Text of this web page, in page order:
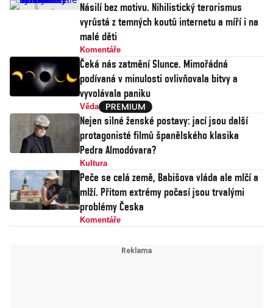
Násilí bez motivu. Nihilistický terorismus
vyrůstá z temných koutů internetu a míří i na
malé děti
Komentáře
Čeká nás zatmění Slunce. Mimořádná
podívaná v minulosti ovlivňovala bitvy a
vyvolávala paniku
Věda
Nejen silné ženské postavy: jací jsou další
protagonisté filmů španělského klasika
Pedra Almodóvara?
Kultura
Peče se celá země, Babišova vláda ale mlčí a
mlží. Přitom extrémy počasí jsou trvalými
problémy Česka
Komentáře